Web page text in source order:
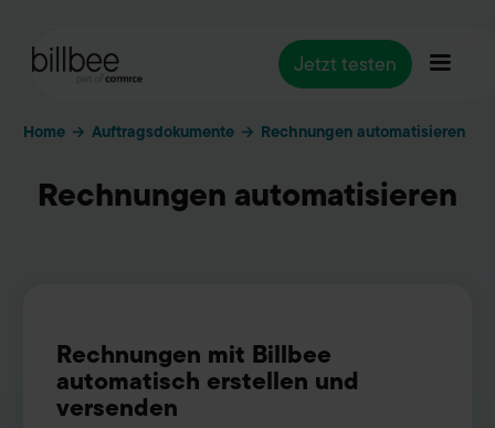
Jetzt testen
Home → Auftragsdokumente → Rechnungen automatisieren
Rechnungen automatisieren
Rechnungen mit Billbee
automatisch erstellen und
versenden